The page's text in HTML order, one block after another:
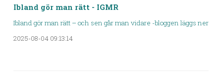
Ibland gör man rätt - IGMR
Ibland gör man rätt – och sen går man vidare -bloggen läggs ner
2025-08-04 09:13:14